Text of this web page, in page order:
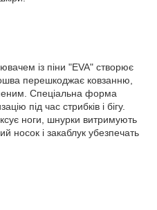
із піни "EVA" створює
перешкоджає ковзанню,
Спеціальна форма
під час стрибків і бігу.
ноги, шнурки витримують
носок і закаблук убезпечать